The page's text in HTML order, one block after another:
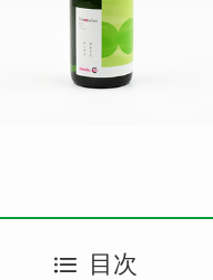
目次